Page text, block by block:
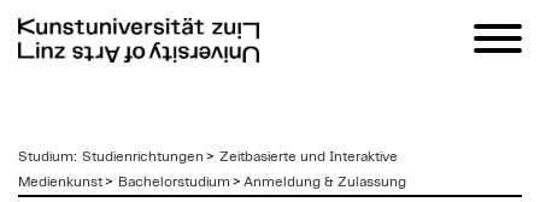
zum
Inhalt
Studium: Studienrichtungen > Zeitbasierte und Interaktive
Medienkunst> Bachelorstudium > Anmeldung & Zulassung